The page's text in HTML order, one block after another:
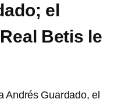
el
Betis le
Andrés Guardado, el